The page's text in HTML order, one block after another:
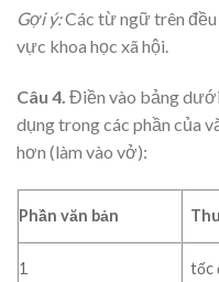
Gợi ý:Các từ ngữ trên
vực khoa học xã hội.
Câu 4. Điền vào bảng
dụng trong các phần của
hơn (làm vào vở):
Phần văn bản
1 tốc